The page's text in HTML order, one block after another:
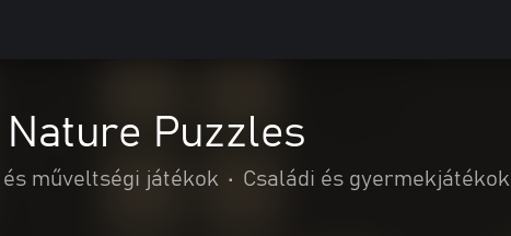
Puzzles
műveltségi játékok • Családi és gyermekjátékok